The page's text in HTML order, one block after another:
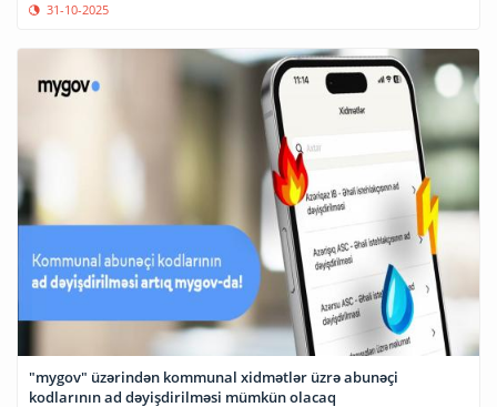
31-10-2025
"mygov" üzərindən kommunal xidmətlər üzrə abunəçi
kodlarının ad dəyişdirilməsi mümkün olacaq